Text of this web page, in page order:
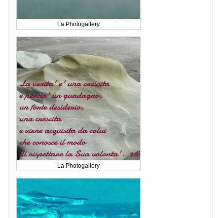
La Photogallery
La Photogallery